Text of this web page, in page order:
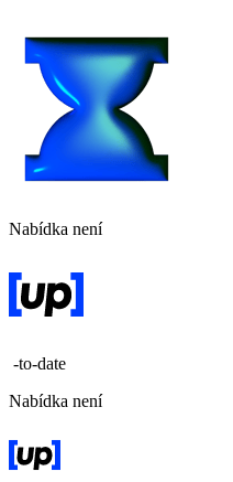
Nabídka není
-to-date
Nabídka není